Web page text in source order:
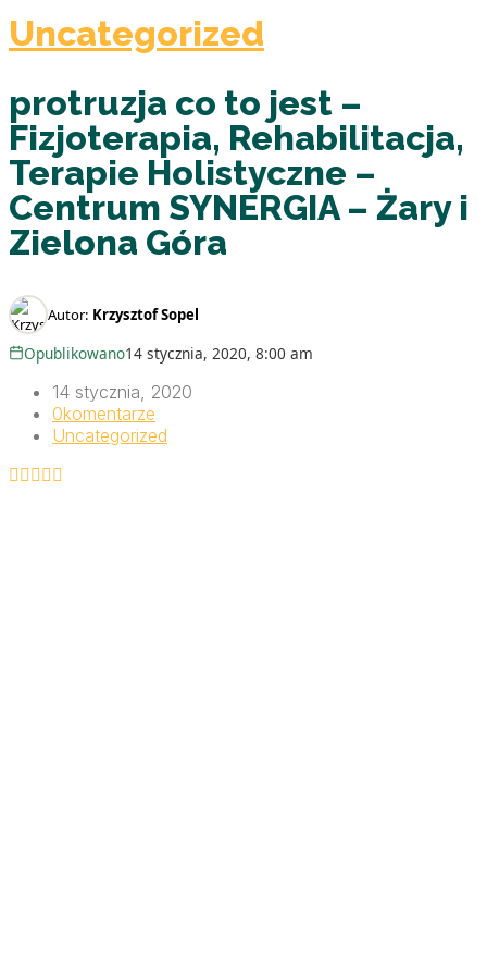
Uncategorized
protruzja co to jest –
Fizjoterapia, Rehabilitacja,
Terapie Holistyczne –
Centrum SYNERGIA – Żary i
Zielona Góra
Autor: Krzysztof Sopel
Opublikowano14 stycznia, 2020, 8:00 am
14 stycznia, 2020
0komentarze
Uncategorized